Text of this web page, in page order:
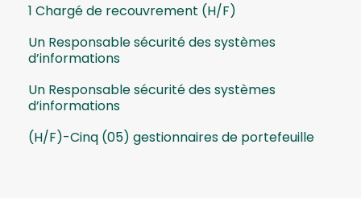
1 Chargé de recouvrement (H/F)
Un Responsable sécurité des systèmes
d’informations
Un Responsable sécurité des systèmes
d’informations
(H/F)-Cinq (05) gestionnaires de portefeuille